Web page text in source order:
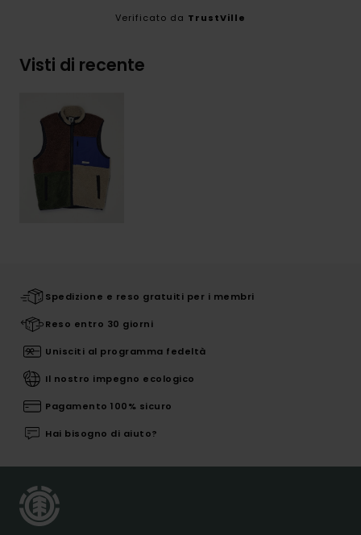
Verificato da TrustVille
Visti di recente
Spedizione e reso gratuiti per i membri
Reso entro 30 giorni
Unisciti al programma fedeltà
Il nostro impegno ecologico
Pagamento 100% sicuro
Hai bisogno di aiuto?